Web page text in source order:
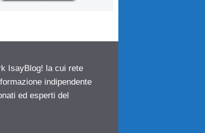
IsayBlog! la cui rete
indipendente
ed esperti del